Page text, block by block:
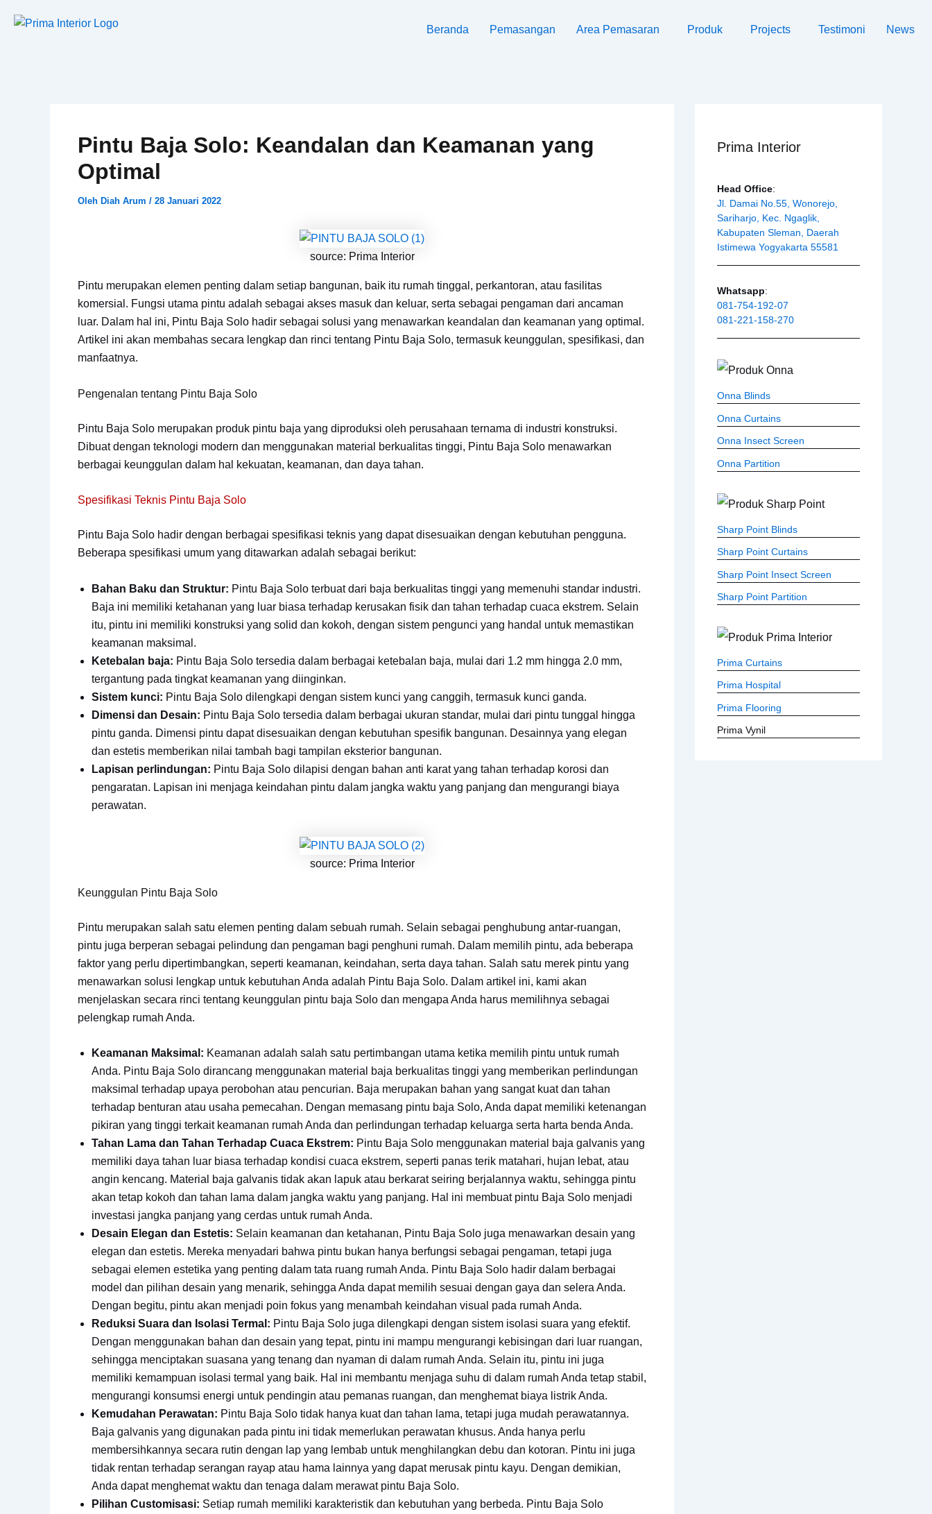
Beranda Pemasangan Area Pemasaran Produk Projects Testimoni News
Pintu Baja Solo: Keandalan dan Keamanan yang
Optimal
Oleh Diah Arum / 28 Januari 2022
source: Prima Interior
Pintu merupakan elemen penting dalam setiap bangunan, baik itu rumah tinggal, perkantoran, atau fasilitas
komersial. Fungsi utama pintu adalah sebagai akses masuk dan keluar, serta sebagai pengaman dari ancaman
luar. Dalam hal ini, Pintu Baja Solo hadir sebagai solusi yang menawarkan keandalan dan keamanan yang optimal.
Artikel ini akan membahas secara lengkap dan rinci tentang Pintu Baja Solo, termasuk keunggulan, spesifikasi, dan
manfaatnya.
Pengenalan tentang Pintu Baja Solo
Pintu Baja Solo merupakan produk pintu baja yang diproduksi oleh perusahaan ternama di industri konstruksi.
Dibuat dengan teknologi modern dan menggunakan material berkualitas tinggi, Pintu Baja Solo menawarkan
berbagai keunggulan dalam hal kekuatan, keamanan, dan daya tahan.
Spesifikasi Teknis Pintu Baja Solo
Pintu Baja Solo hadir dengan berbagai spesifikasi teknis yang dapat disesuaikan dengan kebutuhan pengguna.
Beberapa spesifikasi umum yang ditawarkan adalah sebagai berikut:
Bahan Baku dan Struktur: Pintu Baja Solo terbuat dari baja berkualitas tinggi yang memenuhi standar industri.
Baja ini memiliki ketahanan yang luar biasa terhadap kerusakan fisik dan tahan terhadap cuaca ekstrem. Selain
itu, pintu ini memiliki konstruksi yang solid dan kokoh, dengan sistem pengunci yang handal untuk memastikan
keamanan maksimal.
Ketebalan baja: Pintu Baja Solo tersedia dalam berbagai ketebalan baja, mulai dari 1.2 mm hingga 2.0 mm,
tergantung pada tingkat keamanan yang diinginkan.
Sistem kunci: Pintu Baja Solo dilengkapi dengan sistem kunci yang canggih, termasuk kunci ganda.
Dimensi dan Desain: Pintu Baja Solo tersedia dalam berbagai ukuran standar, mulai dari pintu tunggal hingga
pintu ganda. Dimensi pintu dapat disesuaikan dengan kebutuhan spesifik bangunan. Desainnya yang elegan
dan estetis memberikan nilai tambah bagi tampilan eksterior bangunan.
Lapisan perlindungan: Pintu Baja Solo dilapisi dengan bahan anti karat yang tahan terhadap korosi dan
pengaratan. Lapisan ini menjaga keindahan pintu dalam jangka waktu yang panjang dan mengurangi biaya
perawatan.
source: Prima Interior
Keunggulan Pintu Baja Solo
Pintu merupakan salah satu elemen penting dalam sebuah rumah. Selain sebagai penghubung antar-ruangan,
pintu juga berperan sebagai pelindung dan pengaman bagi penghuni rumah. Dalam memilih pintu, ada beberapa
faktor yang perlu dipertimbangkan, seperti keamanan, keindahan, serta daya tahan. Salah satu merek pintu yang
menawarkan solusi lengkap untuk kebutuhan Anda adalah Pintu Baja Solo. Dalam artikel ini, kami akan
menjelaskan secara rinci tentang keunggulan pintu baja Solo dan mengapa Anda harus memilihnya sebagai
pelengkap rumah Anda.
Keamanan Maksimal: Keamanan adalah salah satu pertimbangan utama ketika memilih pintu untuk rumah
Anda. Pintu Baja Solo dirancang menggunakan material baja berkualitas tinggi yang memberikan perlindungan
maksimal terhadap upaya perobohan atau pencurian. Baja merupakan bahan yang sangat kuat dan tahan
terhadap benturan atau usaha pemecahan. Dengan memasang pintu baja Solo, Anda dapat memiliki ketenangan
pikiran yang tinggi terkait keamanan rumah Anda dan perlindungan terhadap keluarga serta harta benda Anda.
Tahan Lama dan Tahan Terhadap Cuaca Ekstrem: Pintu Baja Solo menggunakan material baja galvanis yang
memiliki daya tahan luar biasa terhadap kondisi cuaca ekstrem, seperti panas terik matahari, hujan lebat, atau
angin kencang. Material baja galvanis tidak akan lapuk atau berkarat seiring berjalannya waktu, sehingga pintu
akan tetap kokoh dan tahan lama dalam jangka waktu yang panjang. Hal ini membuat pintu Baja Solo menjadi
investasi jangka panjang yang cerdas untuk rumah Anda.
Desain Elegan dan Estetis: Selain keamanan dan ketahanan, Pintu Baja Solo juga menawarkan desain yang
elegan dan estetis. Mereka menyadari bahwa pintu bukan hanya berfungsi sebagai pengaman, tetapi juga
sebagai elemen estetika yang penting dalam tata ruang rumah Anda. Pintu Baja Solo hadir dalam berbagai
model dan pilihan desain yang menarik, sehingga Anda dapat memilih sesuai dengan gaya dan selera Anda.
Dengan begitu, pintu akan menjadi poin fokus yang menambah keindahan visual pada rumah Anda.
Reduksi Suara dan Isolasi Termal: Pintu Baja Solo juga dilengkapi dengan sistem isolasi suara yang efektif.
Dengan menggunakan bahan dan desain yang tepat, pintu ini mampu mengurangi kebisingan dari luar ruangan,
sehingga menciptakan suasana yang tenang dan nyaman di dalam rumah Anda. Selain itu, pintu ini juga
memiliki kemampuan isolasi termal yang baik. Hal ini membantu menjaga suhu di dalam rumah Anda tetap stabil,
mengurangi konsumsi energi untuk pendingin atau pemanas ruangan, dan menghemat biaya listrik Anda.
Kemudahan Perawatan: Pintu Baja Solo tidak hanya kuat dan tahan lama, tetapi juga mudah perawatannya.
Baja galvanis yang digunakan pada pintu ini tidak memerlukan perawatan khusus. Anda hanya perlu
membersihkannya secara rutin dengan lap yang lembab untuk menghilangkan debu dan kotoran. Pintu ini juga
tidak rentan terhadap serangan rayap atau hama lainnya yang dapat merusak pintu kayu. Dengan demikian,
Anda dapat menghemat waktu dan tenaga dalam merawat pintu Baja Solo.
Pilihan Customisasi: Setiap rumah memiliki karakteristik dan kebutuhan yang berbeda. Pintu Baja Solo
Prima Interior
Head Office:
Jl. Damai No.55, Wonorejo,
Sariharjo, Kec. Ngaglik,
Kabupaten Sleman, Daerah
Istimewa Yogyakarta 55581
Whatsapp:
081-754-192-07
081-221-158-270
Onna Blinds
Onna Curtains
Onna Insect Screen
Onna Partition
Sharp Point Blinds
Sharp Point Curtains
Sharp Point Insect Screen
Sharp Point Partition
Prima Curtains
Prima Hospital
Prima Flooring
Prima Vynil